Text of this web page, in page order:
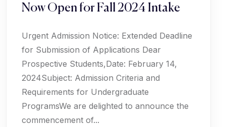
Now Open for Fall 2024 Intake
Urgent Admission Notice: Extended Deadline
for Submission of Applications Dear
Prospective Students,Date: February 14,
2024Subject: Admission Criteria and
Requirements for Undergraduate
ProgramsWe are delighted to announce the
commencement of...